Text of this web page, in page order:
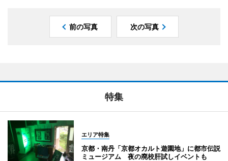
前の写真 次の写真
特集
エリア特集
京都・南丹「京都オカルト遊園地」に都市伝説
ミュージアム 夜の廃校肝試しイベントも